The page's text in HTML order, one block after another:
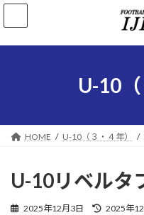
コ
ン
ナ
ー
U-10（
HOME U-10（３・４年）
U-10リベルタ
2025年12月3日
最
2025年